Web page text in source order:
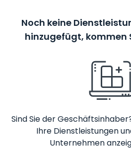
Noch keine
hinzugefügt, kommen
Sind Sie der
Ihre Dienstleistungen
Unternehmen